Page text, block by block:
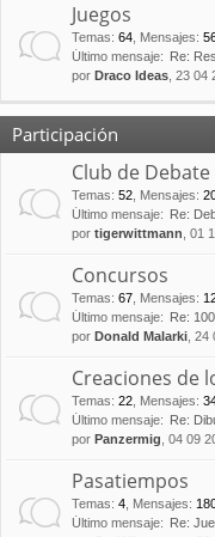
Juegos
Temas: 64 Mensajes:
Último mensaje:
Re:
por Draco Ideas , 23 04
Participación
Club de Debate
Temas: 52 Mensajes:
Último mensaje:
Re:
por tigerwittmann , 01
Concursos
Temas: 67 Mensajes:
Último mensaje:
Re:
por Donald Malarki ,
Creaciones de
Temas: 22 Mensajes:
Último mensaje:
Re:
por Panzermig , 04 09
Pasatiempos
Temas: 4 Mensajes:
Último mensaje:
Re: